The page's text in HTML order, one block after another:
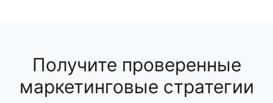
Получите проверенные
маркетинговые стратегии